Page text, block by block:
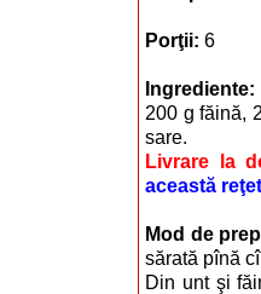
Porţii: 6
Ingrediente:
200 g făină,
sare.
Livrare la
această
Mod de
sărată pînă
Din unt şi